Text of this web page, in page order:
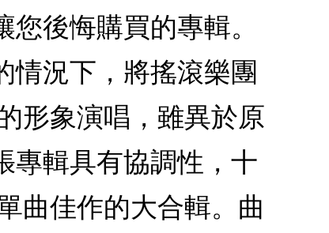
後悔購買的專輯。
情況下，將搖滾樂團
形象演唱，雖異於原
專輯具有協調性，十
曲佳作的大合輯。曲